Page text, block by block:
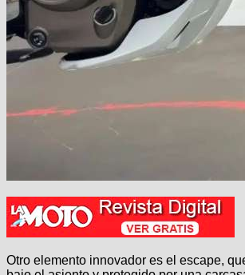
Otro elemento innovador es el escape,